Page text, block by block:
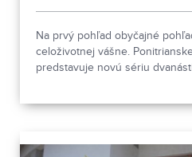
Na prvý pohľad obyčajné
celoživotnej vášne.
predstavuje novú sériu
odchode.